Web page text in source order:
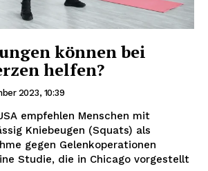
können bei
helfen?
2023, 10:39
empfehlen Menschen mit
Kniebeugen (Squats) als
gegen Gelenkoperationen